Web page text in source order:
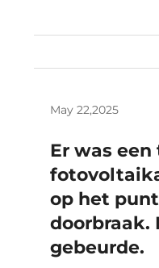
May 22,2025
Er was
op het
doorbraak.
gebeurde.